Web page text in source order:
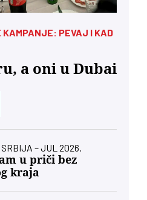
PEVAJ I KAD
a oni u Dubai
– JUL 2026.
u priči bez
kraja